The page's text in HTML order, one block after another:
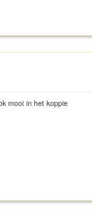
mooi in het koppie